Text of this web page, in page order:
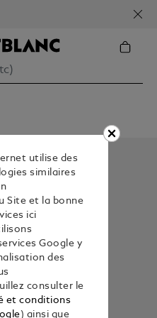
DÈS
utilise des
similaires
Site et la bonne
ici
Google y
des
consulter le
et conditions
) ainsi que